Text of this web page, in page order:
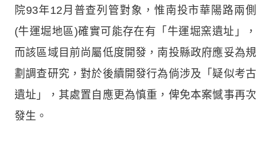
院93年12月普查列管對象，惟南投市華陽路兩側
(牛運堀地區)確實可能存在有「牛運堀窯遺址」，
而該區域目前尚屬低度開發，南投縣政府應妥為規
劃調查研究，對於後續開發行為倘涉及「疑似考古
遺址」，其處置自應更為慎重，俾免本案憾事再次
發生。